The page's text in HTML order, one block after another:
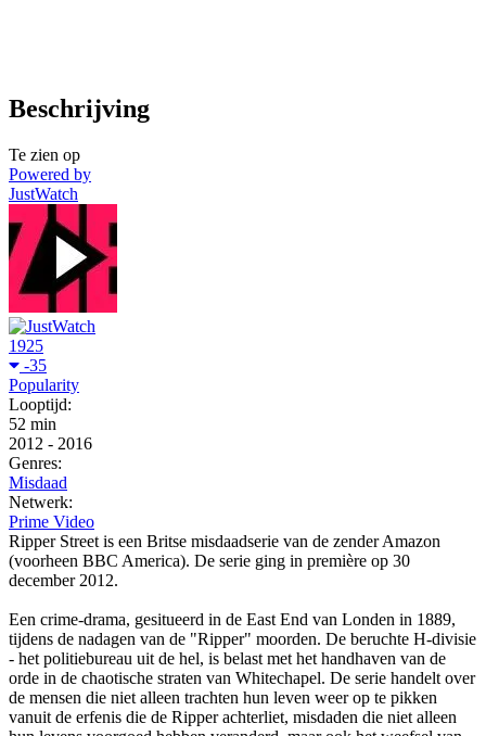
Beschrijving
Te zien op
Powered by
JustWatch
1925
-35
Popularity
Looptijd:
52 min
2012 - 2016
Genres:
Misdaad
Netwerk:
Prime Video
Ripper Street is een Britse misdaadserie van de zender Amazon
(voorheen BBC America). De serie ging in première op 30
december 2012.
Een crime-drama, gesitueerd in de East End van Londen in 1889,
tijdens de nadagen van de "Ripper" moorden. De beruchte H-divisie
- het politiebureau uit de hel, is belast met het handhaven van de
orde in de chaotische straten van Whitechapel. De serie handelt over
de mensen die niet alleen trachten hun leven weer op te pikken
vanuit de erfenis die de Ripper achterliet, misdaden die niet alleen